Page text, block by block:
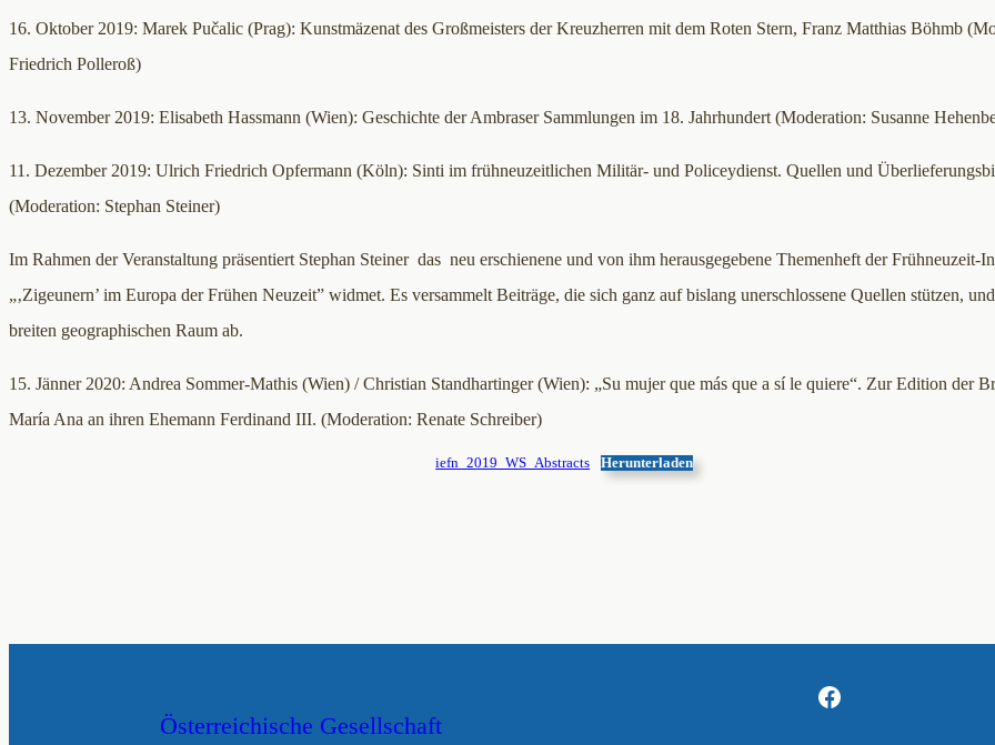
16. Oktober 2019: Marek Pučalic (Prag): Kunstmäzenat des Großmeisters der Kreuzherren mit dem Roten Stern, Franz Matthias Böhmb
Friedrich Polleroß)
13. November 2019: Elisabeth Hassmann (Wien): Geschichte der Ambraser Sammlungen im 18. Jahrhundert (Moderation: Susanne
11. Dezember 2019: Ulrich Friedrich Opfermann (Köln): Sinti im frühneuzeitlichen Militär- und Policeydienst. Quellen und
(Moderation: Stephan Steiner)
Im Rahmen der Veranstaltung präsentiert Stephan Steiner das neu erschienene und von ihm herausgegebene Themenheft der Frühneuzeit-
„‚Zigeunern’ im Europa der Frühen Neuzeit” widmet. Es versammelt Beiträge, die sich ganz auf bislang unerschlossene Quellen stützen,
breiten geographischen Raum ab.
15. Jänner 2020: Andrea Sommer-Mathis (Wien) / Christian Standhartinger (Wien): „Su mujer que más que a sí le quiere“. Zur Edition der
María Ana an ihren Ehemann Ferdinand III. (Moderation: Renate Schreiber)
iefn_2019_WS_Abstracts Herunterladen
Österreichische Gesellschaft
Facebook